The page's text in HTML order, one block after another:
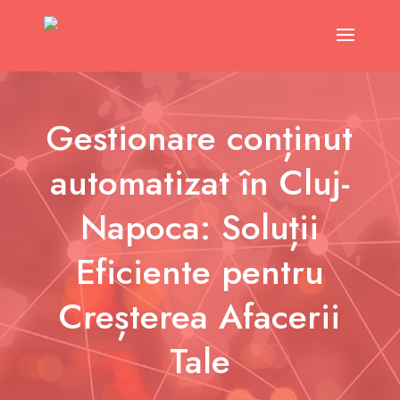
Gestionare conținut
automatizat în Cluj-
Napoca: Soluții
Eficiente pentru
Creșterea Afacerii
Tale